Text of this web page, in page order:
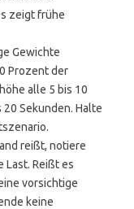
zeigt frühe
Gewichte
Prozent der
alle 5 bis 10
Sekunden. Halte
reißt, notiere
Reißt es
vorsichtige
keine